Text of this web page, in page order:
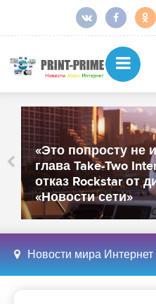
От более тысячи
осталось около
закрыл офисы в
Иннополисе -
Новости мира Интернет